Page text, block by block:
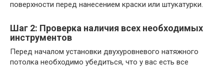
поверхности перед нанесением краски или штукатурки.
Шаг 2: Проверка наличия всех необходимых
инструментов
Перед началом установки двухуровневого натяжного
потолка необходимо убедиться, что у вас есть все